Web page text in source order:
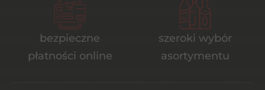
bezpieczne
płatności online
szeroki wybór
asortymentu